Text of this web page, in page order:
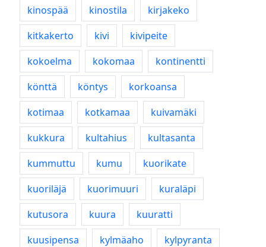
kinospää kinostila
kirjakeko
kitkakerto
kivi
kivipeite
kokoelma
kokomaa
kontinentti
könttä
köntys
korkoansa
kotimaa
kotkamaa
kuivamäki
kukkura
kultahius
kultasanta
kummuttu
kumu
kuorikate
kuoriläjä
kuorimuuri
kuraläpi
kutusora
kuura
kuuratti
kuusipensa
kylmäaho
kylpyranta